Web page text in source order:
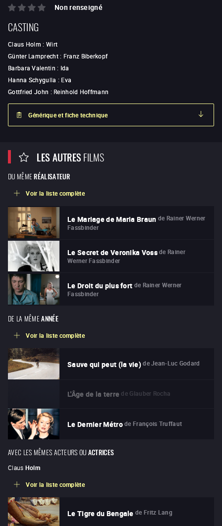
Non renseigné
CASTING
Claus Holm : Wirt
Günter Lamprecht: Franz Biberkopf
Barbara Valentin : Ida
Hanna Schygulla : Eva
Gottfried John : Reinhold Hoffmann
Générique et fiche technique
LES AUTRESFILMS
DU MÊME RÉALISATEUR
Voir la liste complète
Le Mariage de Maria Braun de Rainer Werner
Fassbinder
Le Secret de Veronika Voss de Rainer
Werner Fassbinder
Le Droit du plus fort de Rainer Werner
Fassbinder
DE LA MÊME ANNÉE
Voir la liste complète
Sauve qui peut (la vie) de Jean-Luc Godard
L'Âge de la terre de Glauber Rocha
Le Dernier Métro de François Truffaut
AVEC LES MÊMES ACTEURS OUACTRICES
Claus Holm
Voir la liste complète
Le Tigre du Bengale de Fritz Lang